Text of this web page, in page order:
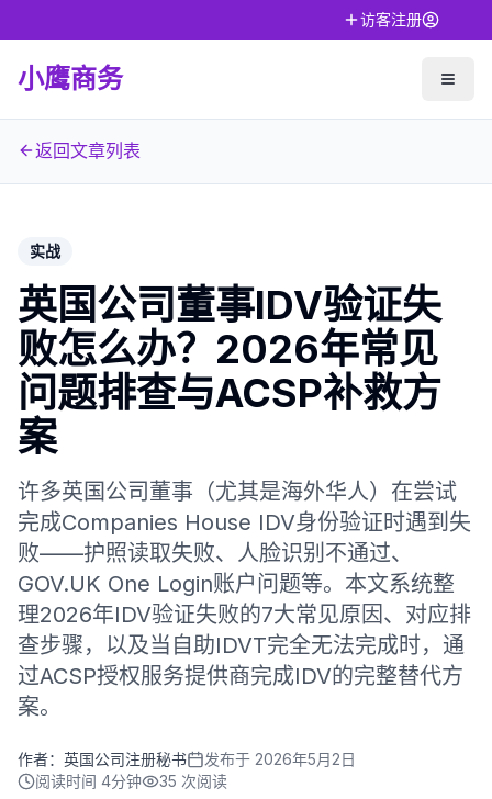
访客注册
小鹰商务
返回文章列表
实战
英国公司董事IDV验证失
败怎么办？2026年常见
问题排查与ACSP补救方
案
许多英国公司董事（尤其是海外华人）在尝试
完成Companies House IDV身份验证时遇到失
败——护照读取失败、人脸识别不通过、
GOV.UK One Login账户问题等。本文系统整
理2026年IDV验证失败的7大常见原因、对应排
查步骤，以及当自助IDVT完全无法完成时，通
过ACSP授权服务提供商完成IDV的完整替代方
案。
作者： 英国公司注册秘书 发布于 2026年5月2日
阅读时间 4分钟 35 次阅读